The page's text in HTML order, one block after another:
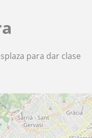
para dar clase